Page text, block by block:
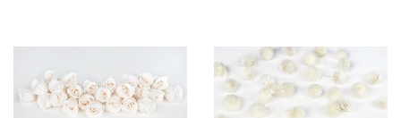
(VAT/IVA
excl.)
MwSt
(VAT/IVA
excl.)